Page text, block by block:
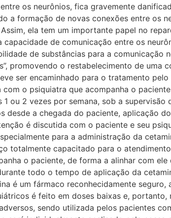
os neurônios, fica gravemente
a formação de novas conexões entre os
ela tem um importante papel no
capacidade de comunicação entre os
de substâncias para a comunicação
promovendo o restabelecimento de
ser encaminhado para o tratamento
com o psiquiatra que acompanha o
1 ou 2 vezes por semana, sob a
desde a chegada do paciente, aplicação
é discutida com o paciente e seu
para a administração da
totalmente capacitado para o
o paciente, de forma a alinhar com
todo o tempo de aplicação da
é um fármaco reconhecidamente
é feito em doses baixas e,
sendo utilizada pelos pacientes